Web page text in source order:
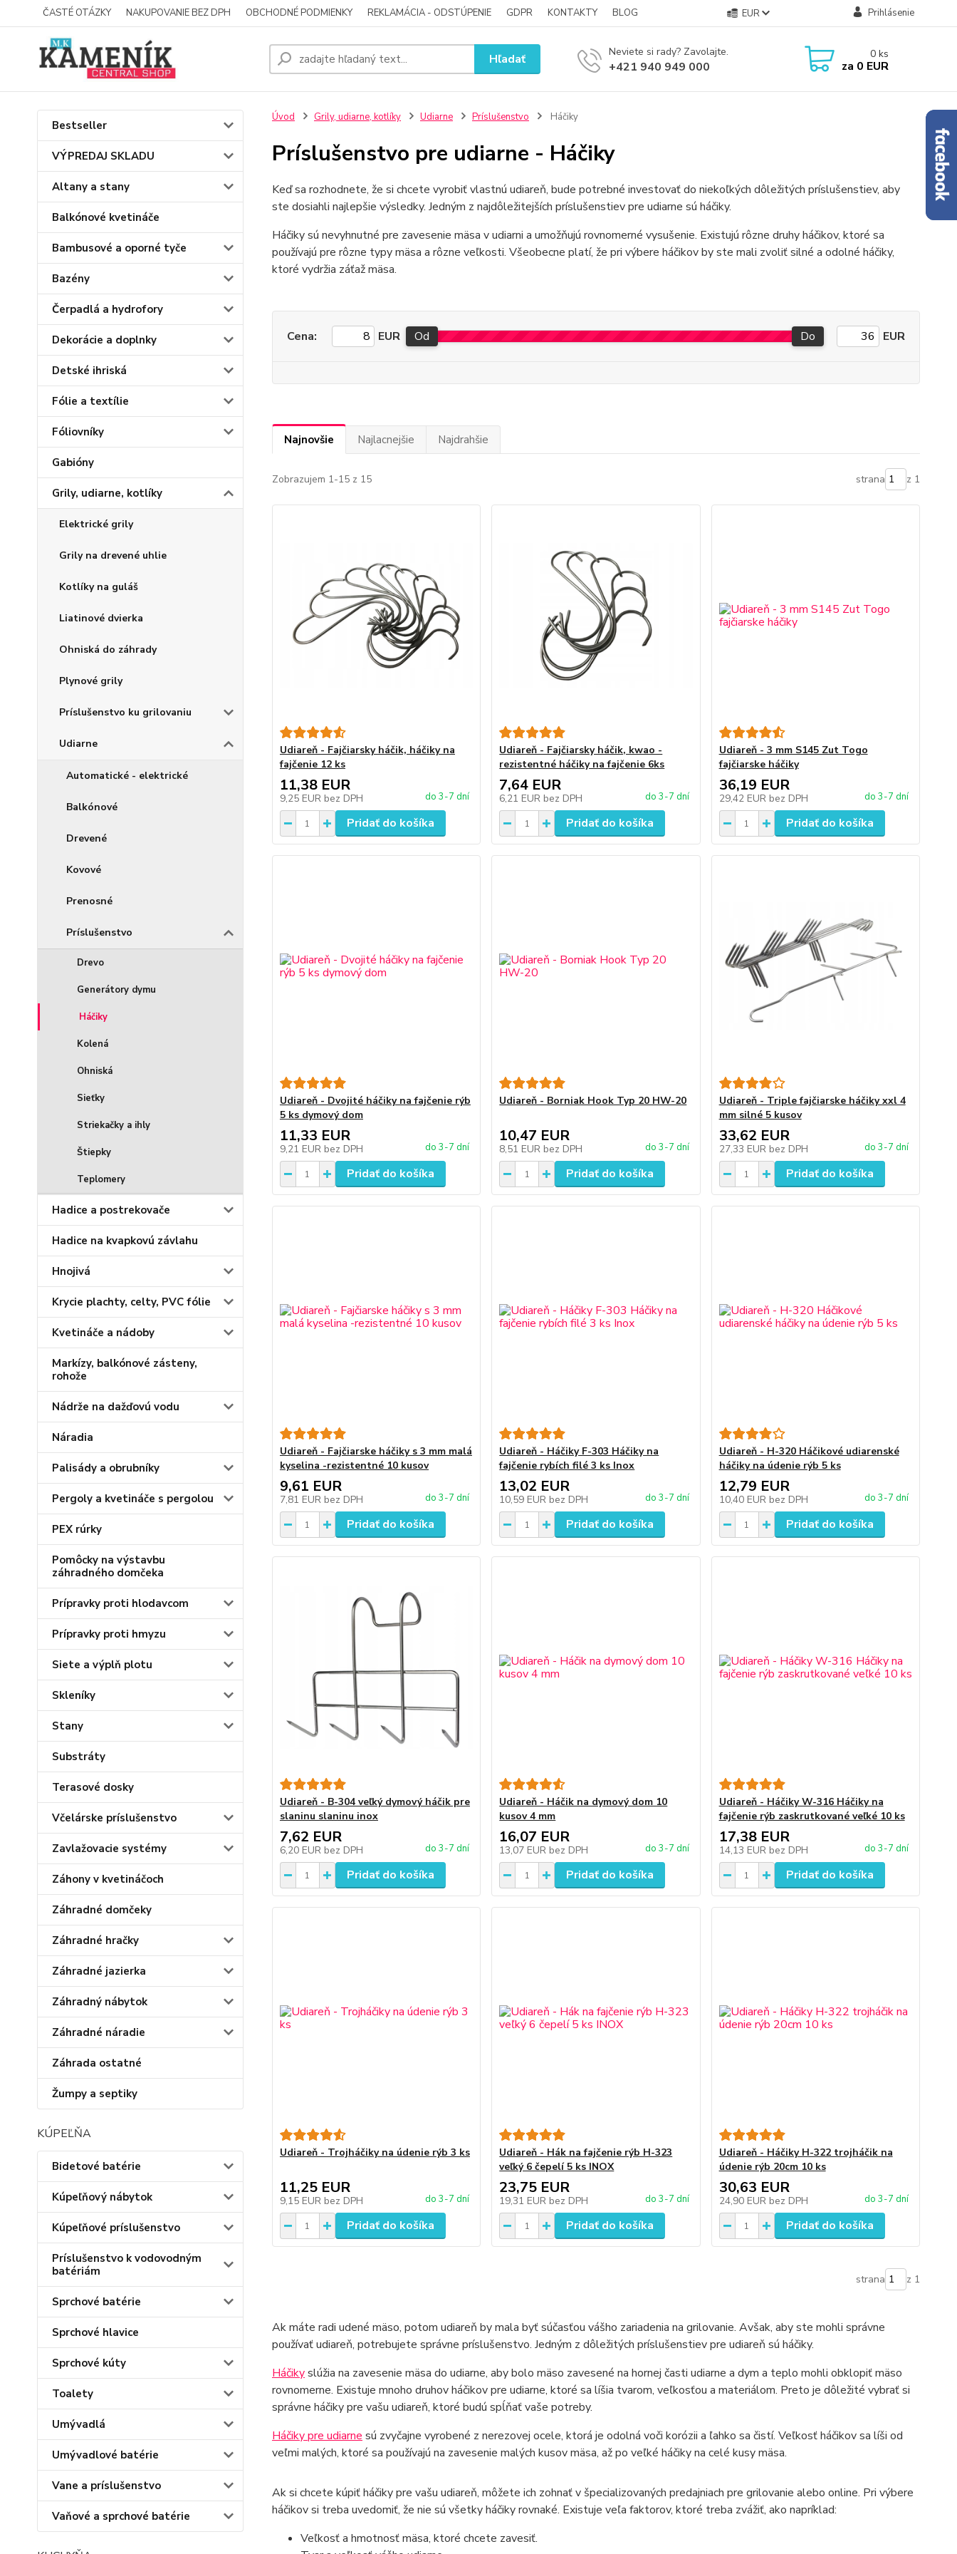
ČASTÉ OTÁZKY NAKUPOVANIE BEZ DPH OBCHODNÉ PODMIENKY REKLAMÁCIA - ODSTÚPENIE GDPR KONTAKTY BLOG EUR Prihlásenie
Hľadať Neviete si rady? Zavolajte.
+421 940 949 000
0 ks
za 0 EUR
Bestseller
VÝPREDAJ SKLADU
Altany a stany
Balkónové kvetináče
Bambusové a oporné tyče
Bazény
Čerpadlá a hydrofory
Dekorácie a doplnky
Detské ihriská
Fólie a textílie
Fóliovníky
Gabióny
Grily, udiarne, kotlíky
Elektrické grily
Grily na drevené uhlie
Kotlíky na guláš
Liatinové dvierka
Ohniská do záhrady
Plynové grily
Príslušenstvo ku grilovaniu
Udiarne
Automatické - elektrické
Balkónové
Drevené
Kovové
Prenosné
Príslušenstvo
Drevo
Generátory dymu
Háčiky
Kolená
Ohniská
Sieťky
Striekačky a ihly
Štiepky
Teplomery
Hadice a postrekovače
Hadice na kvapkovú závlahu
Hnojivá
Krycie plachty, celty, PVC fólie
Kvetináče a nádoby
Markízy, balkónové zásteny,
rohože
Nádrže na dažďovú vodu
Náradia
Palisády a obrubníky
Pergoly a kvetináče s pergolou
PEX rúrky
Pomôcky na výstavbu
záhradného domčeka
Prípravky proti hlodavcom
Prípravky proti hmyzu
Siete a výplň plotu
Skleníky
Stany
Substráty
Terasové dosky
Včelárske príslušenstvo
Zavlažovacie systémy
Záhony v kvetináčoch
Záhradné domčeky
Záhradné hračky
Záhradné jazierka
Záhradný nábytok
Záhradné náradie
Záhrada ostatné
Žumpy a septiky
KÚPEĽŇA
Bidetové batérie
Kúpeľňový nábytok
Kúpeľňové príslušenstvo
Príslušenstvo k vodovodným
batériám
Sprchové batérie
Sprchové hlavice
Sprchové kúty
Toalety
Umývadlá
Umývadlové batérie
Vane a príslušenstvo
Vaňové a sprchové batérie
Úvod Grily, udiarne, kotlíky Udiarne Príslušenstvo Háčiky
Príslušenstvo pre udiarne - Háčiky
Keď sa rozhodnete, že si chcete vyrobiť vlastnú udiareň, bude potrebné investovať do niekoľkých dôležitých príslušenstiev, aby
ste dosiahli najlepšie výsledky. Jedným z najdôležitejších príslušenstiev pre udiarne sú háčiky.
Háčiky sú nevyhnutné pre zavesenie mäsa v udiarni a umožňujú rovnomerné vysušenie. Existujú rôzne druhy háčikov, ktoré sa
používajú pre rôzne typy mäsa a rôzne veľkosti. Všeobecne platí, že pri výbere háčikov by ste mali zvoliť silné a odolné háčiky,
ktoré vydržia záťaž mäsa.
Cena: EUR Od Do EUR
Najnovšie Najlacnejšie Najdrahšie
Zobrazujem 1-15 z 15 strana z 1
Udiareň - Fajčiarsky háčik, háčiky na
fajčenie 12 ks
11,38 EUR
9,25 EUR bez DPH do 3-7 dní
Pridať do košíka
Udiareň - Fajčiarsky háčik, kwao -
rezistentné háčiky na fajčenie 6ks
7,64 EUR
6,21 EUR bez DPH do 3-7 dní
Pridať do košíka
Udiareň - 3 mm S145 Zut Togo
fajčiarske háčiky
36,19 EUR
29,42 EUR bez DPH do 3-7 dní
Pridať do košíka
Udiareň - Dvojité háčiky na fajčenie rýb
5 ks dymový dom
11,33 EUR
9,21 EUR bez DPH do 3-7 dní
Pridať do košíka
Udiareň - Borniak Hook Typ 20 HW-20
10,47 EUR
8,51 EUR bez DPH do 3-7 dní
Pridať do košíka
Udiareň - Triple fajčiarske háčiky xxl 4
mm silné 5 kusov
33,62 EUR
27,33 EUR bez DPH do 3-7 dní
Pridať do košíka
Udiareň - Fajčiarske háčiky s 3 mm malá
kyselina -rezistentné 10 kusov
9,61 EUR
7,81 EUR bez DPH do 3-7 dní
Pridať do košíka
Udiareň - Háčiky F-303 Háčiky na
fajčenie rybích filé 3 ks Inox
13,02 EUR
10,59 EUR bez DPH do 3-7 dní
Pridať do košíka
Udiareň - H-320 Háčikové udiarenské
háčiky na údenie rýb 5 ks
12,79 EUR
10,40 EUR bez DPH do 3-7 dní
Pridať do košíka
Udiareň - B-304 veľký dymový háčik pre
slaninu slaninu inox
7,62 EUR
6,20 EUR bez DPH do 3-7 dní
Pridať do košíka
Udiareň - Háčik na dymový dom 10
kusov 4 mm
16,07 EUR
13,07 EUR bez DPH do 3-7 dní
Pridať do košíka
Udiareň - Háčiky W-316 Háčiky na
fajčenie rýb zaskrutkované veľké 10 ks
17,38 EUR
14,13 EUR bez DPH do 3-7 dní
Pridať do košíka
Udiareň - Trojháčiky na údenie rýb 3 ks
11,25 EUR
9,15 EUR bez DPH do 3-7 dní
Pridať do košíka
Udiareň - Hák na fajčenie rýb H-323
veľký 6 čepelí 5 ks INOX
23,75 EUR
19,31 EUR bez DPH do 3-7 dní
Pridať do košíka
Udiareň - Háčiky H-322 trojháčik na
údenie rýb 20cm 10 ks
30,63 EUR
24,90 EUR bez DPH do 3-7 dní
Pridať do košíka
strana z 1
Ak máte radi udené mäso, potom udiareň by mala byť súčasťou vášho zariadenia na grilovanie. Avšak, aby ste mohli správne
používať udiareň, potrebujete správne príslušenstvo. Jedným z dôležitých príslušenstiev pre udiareň sú háčiky.
Háčikyslúžia na zavesenie mäsa do udiarne, aby bolo mäso zavesené na hornej časti udiarne a dym a teplo mohli obklopiť mäso
rovnomerne. Existuje mnoho druhov háčikov pre udiarne, ktoré sa líšia tvarom, veľkosťou a materiálom. Preto je dôležité vybrať si
správne háčiky pre vašu udiareň, ktoré budú spĺňať vaše potreby.
Háčiky pre udiarne sú zvyčajne vyrobené z nerezovej ocele, ktorá je odolná voči korózii a ľahko sa čistí. Veľkosť háčikov sa líši od
veľmi malých, ktoré sa používajú na zavesenie malých kusov mäsa, až po veľké háčiky na celé kusy mäsa.
Ak si chcete kúpiť háčiky pre vašu udiareň, môžete ich zohnať v špecializovaných predajniach pre grilovanie alebo online. Pri výbere
háčikov si treba uvedomiť, že nie sú všetky háčiky rovnaké. Existuje veľa faktorov, ktoré treba zvážiť, ako napríklad:
Veľkosť a hmotnosť mäsa, ktoré chcete zavesiť.